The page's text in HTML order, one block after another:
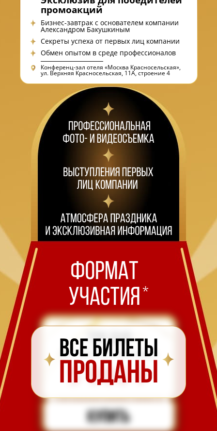
промоакций
Бизнес-завтрак с основателем компании
Александром Бакушкиным
Секреты успеха от первых лиц компании
Обмен опытом в среде профессионалов
Конференц-зал отеля «Москва Красносельская»,
ул. Верхняя Красносельская, 11А, строение 4
23 | 24 | 25 сентября
5 000₽